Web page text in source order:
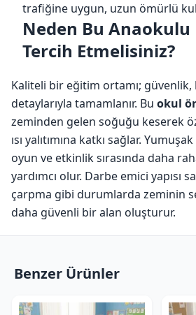
trafiğine uygun, uzun ömürlü
Neden Bu Anaokulu
Tercih Etmelisiniz?
Kaliteli bir eğitim ortamı;
detaylarıyla tamamlanır. Bu okul
zeminden gelen soğuğu keserek
ısı yalıtımına katkı sağlar.
oyun ve etkinlik sırasında daha
yardımcı olur. Darbe emici yapısı
çarpma gibi durumlarda zeminin
daha güvenli bir alan oluşturur.
Benzer Ürünler